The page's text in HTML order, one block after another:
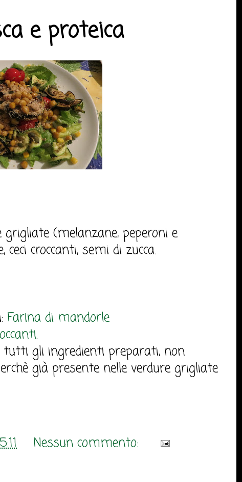
e proteica
(melanzane, peperoni e
croccanti, semi di zucca.
Farina di mandorle
.
gli ingredienti preparati, non
già presente nelle verdure grigliate
Nessun commento: